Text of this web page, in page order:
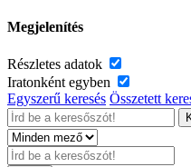
Megjelenítés
Részletes adatok
Iratonként egyben
Egyszerű keresés Összetett